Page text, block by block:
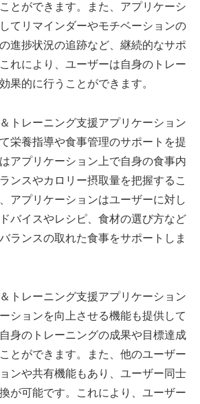
とができます。また、アプリケーシ
てリマインダーやモチベーションの
進捗状況の追跡など、継続的なサポ
れにより、ユーザーは自身のトレー
果的に行うことができます。
トレーニング支援アプリケーション
栄養指導や食事管理のサポートを提
アプリケーション上で自身の食事内
ンスやカロリー摂取量を把握するこ
アプリケーションはユーザーに対し
バイスやレシピ、食材の選び方など
ランスの取れた食事をサポートしま
トレーニング支援アプリケーション
ションを向上させる機能も提供して
身のトレーニングの成果や目標達成
とができます。また、他のユーザー
ンや共有機能もあり、ユーザー同士
が可能です。これにより、ユーザー